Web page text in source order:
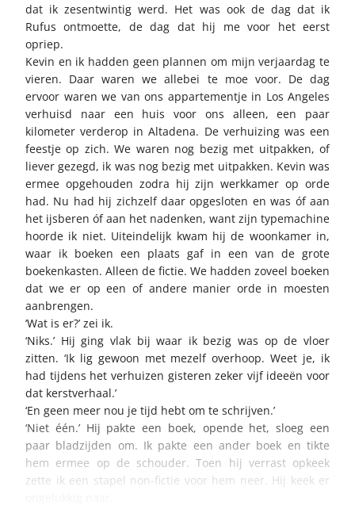
dat ik zesentwintig werd. Het was ook de dag dat ik
Rufus ontmoette, de dag dat hij me voor het eerst
opriep.
Kevin en ik hadden geen plannen om mijn verjaardag te
vieren. Daar waren we allebei te moe voor. De dag
ervoor waren we van ons appartementje in Los Angeles
verhuisd naar een huis voor ons alleen, een paar
kilometer verderop in Altadena. De verhuizing was een
feestje op zich. We waren nog bezig met uitpakken, of
liever gezegd, ik was nog bezig met uitpakken. Kevin was
ermee opgehouden zodra hij zijn werkkamer op orde
had. Nu had hij zichzelf daar opgesloten en was óf aan
het ijsberen óf aan het nadenken, want zijn typemachine
hoorde ik niet. Uiteindelijk kwam hij de woonkamer in,
waar ik boeken een plaats gaf in een van de grote
boekenkasten. Alleen de fictie. We hadden zoveel boeken
dat we er op een of andere manier orde in moesten
aanbrengen.
‘Wat is er?’ zei ik.
‘Niks.’ Hij ging vlak bij waar ik bezig was op de vloer
zitten. ‘Ik lig gewoon met mezelf overhoop. Weet je, ik
had tijdens het verhuizen gisteren zeker vijf ideeën voor
dat kerstverhaal.’
‘En geen meer nou je tijd hebt om te schrijven.’
‘Niet één.’ Hij pakte een boek, opende het, sloeg een
paar bladzijden om. Ik pakte een ander boek en tikte
hem ermee op de schouder. Toen hij verrast opkeek
zette ik een stapel non-fictie voor hem neer. Hij keek er